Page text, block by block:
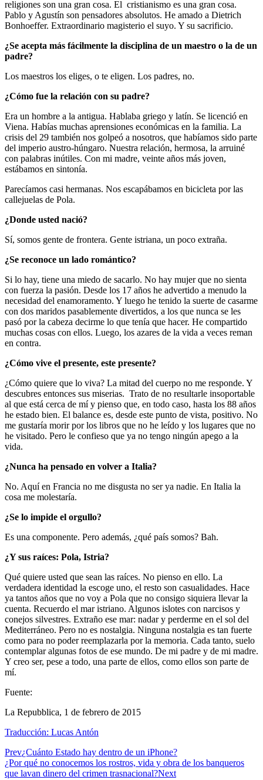
religiones son una gran cosa. El cristianismo es una gran cosa.
Pablo y Agustín son pensadores absolutos. He amado a Dietrich
Bonhoeffer. Extraordinario magisterio el suyo. Y su sacrificio.
¿Se acepta más fácilmente la disciplina de un maestro o la de un
padre?
Los maestros los eliges, o te eligen. Los padres, no.
¿Cómo fue la relación con su padre?
Era un hombre a la antigua. Hablaba griego y latín. Se licenció en
Viena. Habías muchas aprensiones económicas en la familia. La
crisis del 29 también nos golpeó a nosotros, que habíamos sido parte
del imperio austro-húngaro. Nuestra relación, hermosa, la arruiné
con palabras inútiles. Con mi madre, veinte años más joven,
estábamos en sintonía.
Parecíamos casi hermanas. Nos escapábamos en bicicleta por las
callejuelas de Pola.
¿Donde usted nació?
Sí, somos gente de frontera. Gente istriana, un poco extraña.
¿Se reconoce un lado romántico?
Si lo hay, tiene una miedo de sacarlo. No hay mujer que no sienta
con fuerza la pasión. Desde los 17 años he advertido a menudo la
necesidad del enamoramento. Y luego he tenido la suerte de casarme
con dos maridos pasablemente divertidos, a los que nunca se les
pasó por la cabeza decirme lo que tenía que hacer. He compartido
muchas cosas con ellos. Luego, los azares de la vida a veces reman
en contra.
¿Cómo vive el presente, este presente?
¿Cómo quiere que lo viva? La mitad del cuerpo no me responde. Y
descubres entonces sus miserias. Trato de no resultarle insoportable
al que está cerca de mí y pienso que, en todo caso, hasta los 88 años
he estado bien. El balance es, desde este punto de vista, positivo. No
me gustaría morir por los libros que no he leído y los lugares que no
he visitado. Pero le confieso que ya no tengo ningún apego a la
vida.
¿Nunca ha pensado en volver a Italia?
No. Aquí en Francia no me disgusta no ser ya nadie. En Italia la
cosa me molestaría.
¿Se lo impide el orgullo?
Es una componente. Pero además, ¿qué país somos? Bah.
¿Y sus raíces: Pola, Istria?
Qué quiere usted que sean las raíces. No pienso en ello. La
verdadera identidad la escoge uno, el resto son casualidades. Hace
ya tantos años que no voy a Pola que no consigo siquiera llevar la
cuenta. Recuerdo el mar istriano. Algunos islotes con narcisos y
conejos silvestres. Extraño ese mar: nadar y perderme en el sol del
Mediterráneo. Pero no es nostalgia. Ninguna nostalgia es tan fuerte
como para no poder reemplazarla por la memoria. Cada tanto, suelo
contemplar algunas fotos de ese mundo. De mi padre y de mi madre.
Y creo ser, pese a todo, una parte de ellos, como ellos son parte de
mí.
Fuente:
La Repubblica, 1 de febrero de 2015
Traducción: Lucas Antón
Prev¿Cuánto Estado hay dentro de un iPhone?
¿Por qué no conocemos los rostros, vida y obra de los banqueros
que lavan dinero del crimen trasnacional?Next